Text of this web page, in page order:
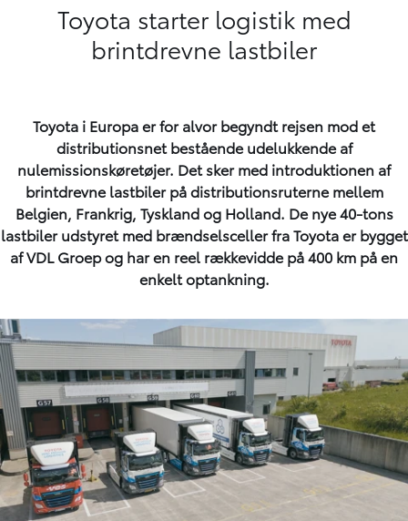
Toyota starter logistik med
brintdrevne lastbiler
Toyota i Europa er for alvor begyndt rejsen mod et
distributionsnet bestående udelukkende af
nulemissionskøretøjer. Det sker med introduktionen af
brintdrevne lastbiler på distributionsruterne mellem
Belgien, Frankrig, Tyskland og Holland. De nye 40-tons
lastbiler udstyret med brændselsceller fra Toyota er bygget
af VDL Groep og har en reel rækkevidde på 400 km på en
enkelt optankning.